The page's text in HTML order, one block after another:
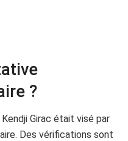
?
Girac était visé par
Des vérifications sont